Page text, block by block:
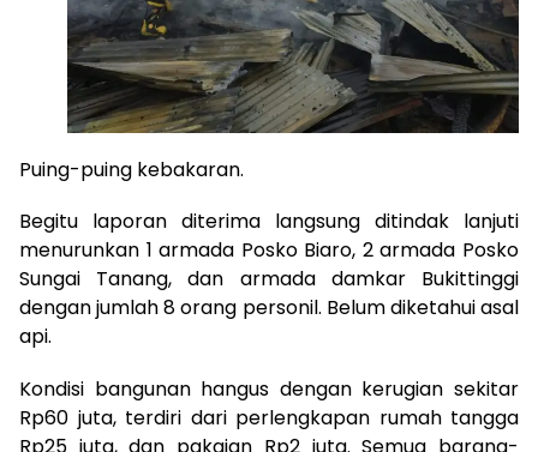
Puing-puing kebakaran.
Begitu laporan diterima langsung ditindak lanjuti
menurunkan 1 armada Posko Biaro, 2 armada Posko
Sungai Tanang, dan armada damkar Bukittinggi
dengan jumlah 8 orang personil. Belum diketahui asal
api.
Kondisi bangunan hangus dengan kerugian sekitar
Rp60 juta, terdiri dari perlengkapan rumah tangga
Rp25 juta, dan pakaian Rp2 juta. Semua barang-